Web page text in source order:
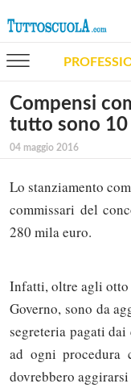
Compensi
tutto sono 10
04 maggio 2016
Lo stanziamento
commissari del
280 mila euro.
Infatti, oltre agli otto
Governo, sono da
segreteria pagati
ad ogni procedura
dovrebbero